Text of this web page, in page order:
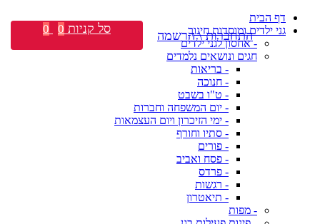
דף הבית
גני ילדים ומוסדות חינוך
- אחסון לגני ילדים
חגים ונושאים נלמדים
- בריאות
- חנוכה
- ט"ו בשבט
- יום המשפחה וחברות
- ימי הזיכרון ויום העצמאות
- סתיו וחורף
- פורים
- פסח ואביב
- פרדס
- רגשות
- תיאטרון
- מפות
התחברות \ הרשמה סל קניות 0
0